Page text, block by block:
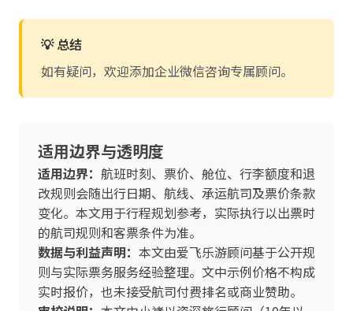
💡 总结
如有疑问，欢迎添加企业微信咨询专属顾问。
适用边界与透明度
适用边界： 航班时刻、票价、舱位、行李额度和退
改规则会随出行日期、航线、承运航司及票价条款
变化。本文用于行程规划参考，实际执行以出票时
的航司规则和客票条件为准。
数据与利益声明： 本文由爱飞乐游顾问基于公开规
则与实际票务服务经验整理。文中示例价格不构成
实时报价，也未接受航司付费排名或商业赞助。